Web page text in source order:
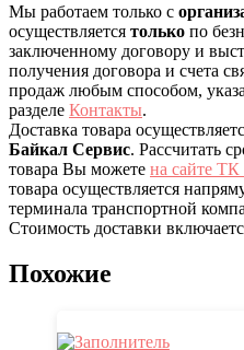
Мы работаем только с
осуществляется только по
заключенному договору и
получения договора и счета
продаж любым способом,
разделе Контакты.
Доставка товара
Байкал Сервис. Рассчитать
товара Вы можете на сайте
товара осуществляется
терминала транспортной
Стоимость доставки
Похожие